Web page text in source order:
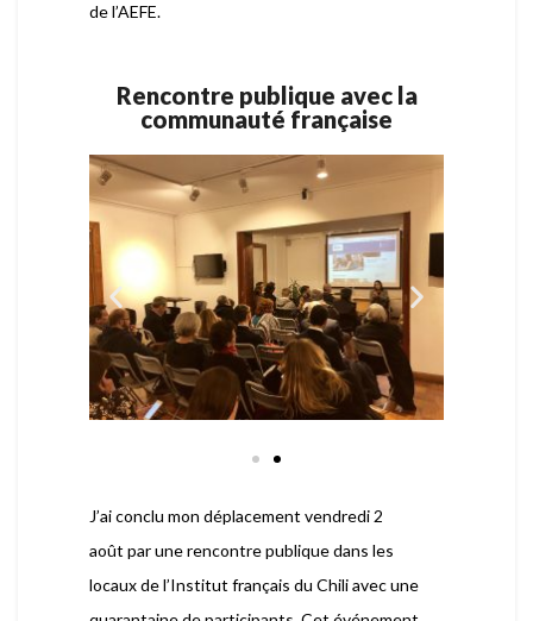
de l’AEFE.
Rencontre publique avec la
communauté française
J’ai conclu mon déplacement vendredi 2
août par une rencontre publique dans les
locaux de l’Institut français du Chili avec une